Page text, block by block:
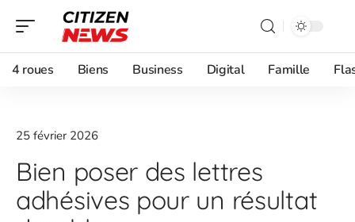
4 roues Biens Business Digital Famille
25 février 2026
Bien poser des lettres
adhésives pour un résultat